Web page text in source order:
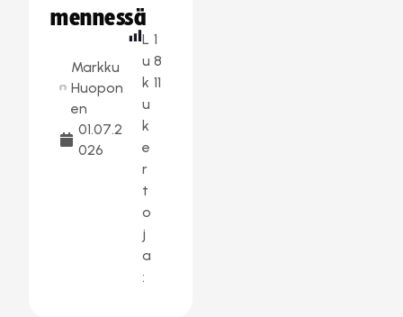
mennessä
Markku
Huopon
en
01.07.2
026
L
u
k
u
k
e
r
t
o
j
a
:
1
8
11